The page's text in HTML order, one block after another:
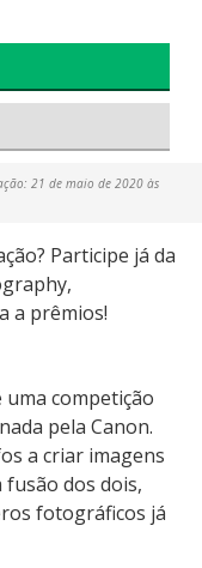
21 de maio de 2020 às
Participe já da
a prêmios!
uma competição
pela Canon.
a criar imagens
dos dois,
fotográficos já